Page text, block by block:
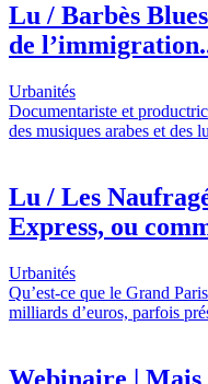
Lu / Barbès
de
Urbanités
Documentariste et
des musiques arabes et des
Lu / Les
Express, ou
Urbanités
Qu’est-ce que le Grand
milliards d’euros, parfois